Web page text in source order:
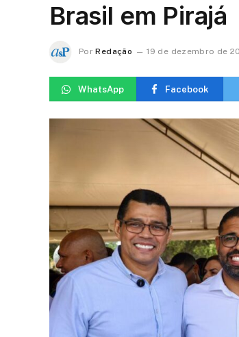
Brasil em Pirajá
Por Redação 19 de dezembro de
WhatsApp Facebook